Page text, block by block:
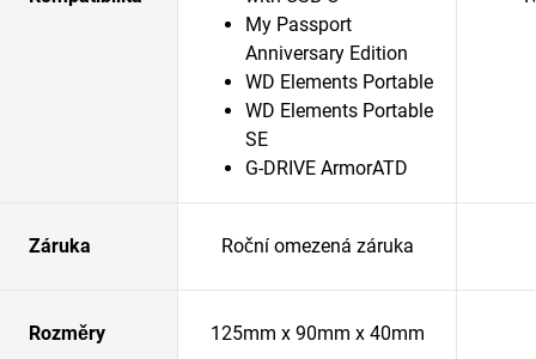
My Passport
Anniversary Edition
WD Elements Portable
WD Elements Portable
SE
G-DRIVE ArmorATD
Záruka Roční omezená záruka
Rozměry 125mm x 90mm x 40mm